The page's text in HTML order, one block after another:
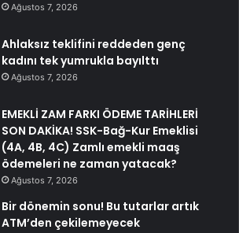
Ağustos 7, 2026
Ahlaksız teklifini reddeden genç
kadını tek yumrukla bayılttı
Ağustos 7, 2026
EMEKLİ ZAM FARKI ÖDEME TARİHLERİ
SON DAKİKA! SSK-Bağ-Kur Emeklisi
(4A, 4B, 4C) Zamlı emekli maaş
ödemeleri ne zaman yatacak?
Ağustos 7, 2026
Bir dönemin sonu! Bu tutarlar artık
ATM’den çekilemeyecek